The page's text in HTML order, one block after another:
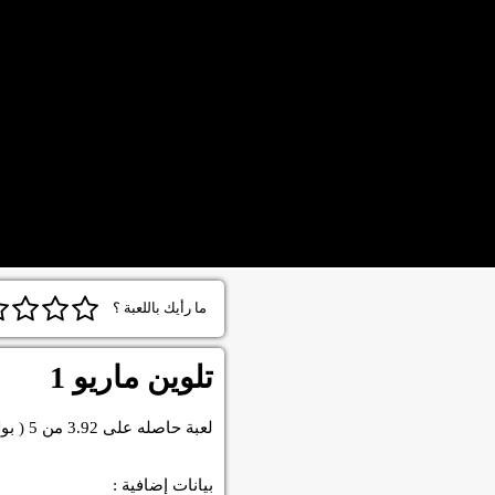
ما رأيك باللعبة ؟
تلوين ماريو 1
لعبة حاصله على 3.92 من 5
(
بيانات إضافية :